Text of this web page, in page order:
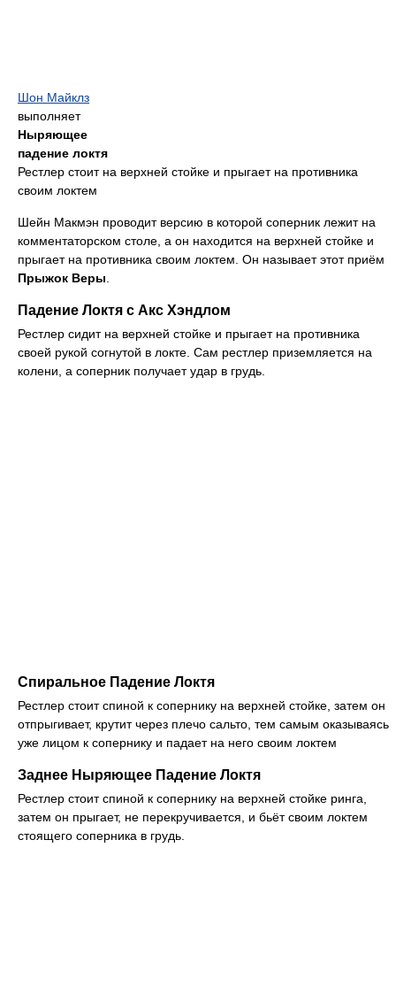
Шон Майклз
выполняет
Ныряющее
падение локтя
Рестлер стоит на верхней стойке и прыгает на противника
своим локтем
Шейн Макмэн проводит версию в которой соперник лежит на
комментаторском столе, а он находится на верхней стойке и
прыгает на противника своим локтем. Он называет этот приём
Прыжок Веры.
Падение Локтя с Акс Хэндлом
Рестлер сидит на верхней стойке и прыгает на противника
своей рукой согнутой в локте. Сам рестлер приземляется на
колени, а соперник получает удар в грудь.
Спиральное Падение Локтя
Рестлер стоит спиной к сопернику на верхней стойке, затем он
отпрыгивает, крутит через плечо сальто, тем самым оказываясь
уже лицом к сопернику и падает на него своим локтем
Заднее Ныряющее Падение Локтя
Рестлер стоит спиной к сопернику на верхней стойке ринга,
затем он прыгает, не перекручивается, и бьёт своим локтем
стоящего соперника в грудь.